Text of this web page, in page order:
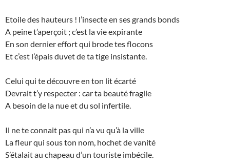
Etoile des hauteurs ! l’insecte en ses grands bonds
A peine t’aperçoit ; c’est la vie expirante
En son dernier effort qui brode tes flocons
Et c’est l’épais duvet de ta tige insistante.
Celui qui te découvre en ton lit écarté
Devrait t’y respecter : car ta beauté fragile
A besoin de la nue et du sol infertile.
Il ne te connait pas qui n’a vu qu’à la ville
La fleur qui sous ton nom, hochet de vanité
S’étalait au chapeau d’un touriste imbécile.